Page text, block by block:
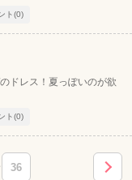
ト(0)
ドレス！夏っぽいのが欲
ト(0)
36